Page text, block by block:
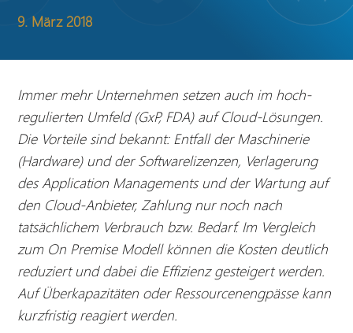
9. März 2018
Immer mehr Unternehmen setzen auch im hoch-
regulierten Umfeld (GxP, FDA) auf Cloud-Lösungen.
Die Vorteile sind bekannt: Entfall der Maschinerie
(Hardware) und der Softwarelizenzen, Verlagerung
des Application Managements und der Wartung auf
den Cloud-Anbieter, Zahlung nur noch nach
tatsächlichem Verbrauch bzw. Bedarf. Im Vergleich
zum On Premise Modell können die Kosten deutlich
reduziert und dabei die Effizienz gesteigert werden.
Auf Überkapazitäten oder Ressourcenengpässe kann
kurzfristig reagiert werden.